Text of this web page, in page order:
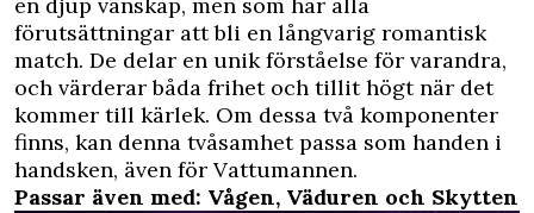
en djup vänskap, men som har alla
förutsättningar att bli en långvarig romantisk
match. De delar en unik förståelse för varandra,
och värderar båda frihet och tillit högt när det
kommer till kärlek. Om dessa två komponenter
finns, kan denna tvåsamhet passa som handen i
handsken, även för Vattumannen.
Passar även med: Vågen, Väduren och Skytten